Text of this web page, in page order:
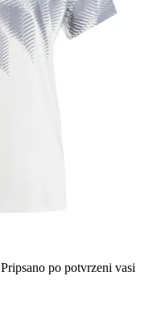
Pripsano po potvrzeni vasi